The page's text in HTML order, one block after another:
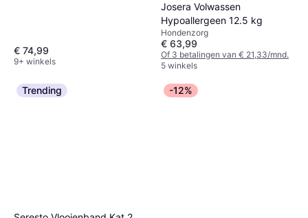
€ 74,99
9+ winkels
Josera Volwassen
Hypoallergeen 12.5 kg
Hondenzorg
€ 63,99
Of 3 betalingen van € 21,33/mnd.
5 winkels
Trending -12%